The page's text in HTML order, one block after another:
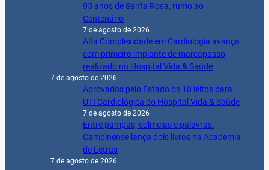
95 anos de Santa Rosa, rumo ao
Centenário
7 de agosto de 2026
Alta Complexidade em Cardiologia avança
com primeiro implante de marcapasso
realizado no Hospital Vida & Saúde
7 de agosto de 2026
Aprovados pelo Estado os 10 leitos para
UTI Cardiológica do Hospital Vida & Saúde
7 de agosto de 2026
Entre pampas, colmeias e palavras:
Campinense lança dois livros na Academia
de Letras
7 de agosto de 2026